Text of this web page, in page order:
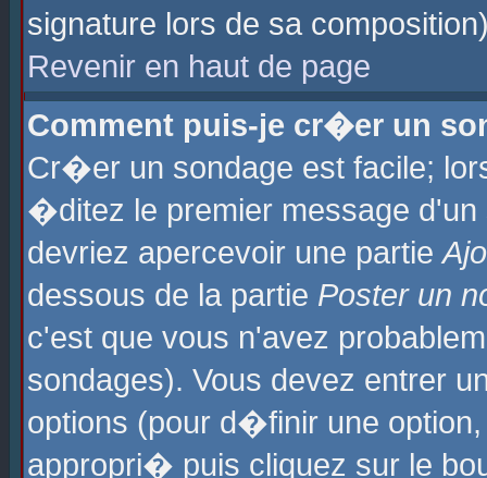
signature lors de sa
Revenir en haut de page
Comment puis-je cr�er un
Cr�er un sondage est facile;
�ditez le premier message
devriez apercevoir une partie
dessous de la partie Poster un
c'est que vous n'avez
sondages). Vous devez entrer
options (pour d�finir une
appropri� puis cliquez sur le